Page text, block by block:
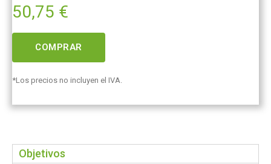
50,75 €
COMPRAR
*Los precios no incluyen el IVA.
Objetivos